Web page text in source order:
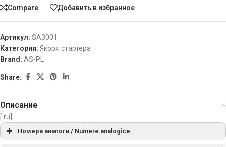
Compare Добавить в избранное
Артикул: SA3001
Категория: Якоря стартера
Brand: AS-PL
Share:
Описание
[:ru]
Номера аналоги / Numere analogice